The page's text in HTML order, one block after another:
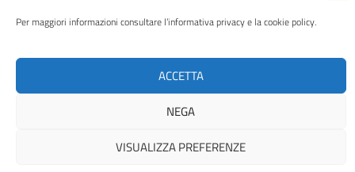
Per maggiori informazioni consultare l’informativa privacy e la cookie policy.
ACCETTA
NEGA
VISUALIZZA PREFERENZE